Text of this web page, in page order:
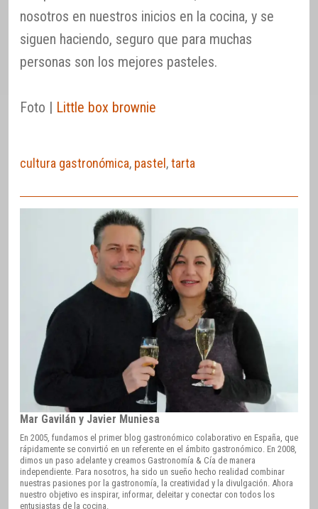
nosotros en nuestros inicios en la cocina, y se
siguen haciendo, seguro que para muchas
personas son los mejores pasteles.
Foto | Little box brownie
cultura gastronómica, pastel,tarta
Mar Gavilán y Javier Muniesa
En 2005, fundamos el primer blog gastronómico colaborativo en España, que
rápidamente se convirtió en un referente en el ámbito gastronómico. En 2008,
dimos un paso adelante y creamos Gastronomía & Cía de manera
independiente. Para nosotros, ha sido un sueño hecho realidad combinar
nuestras pasiones por la gastronomía, la creatividad y la divulgación. Ahora
nuestro objetivo es inspirar, informar, deleitar y conectar con todos los
entusiastas de la cocina.